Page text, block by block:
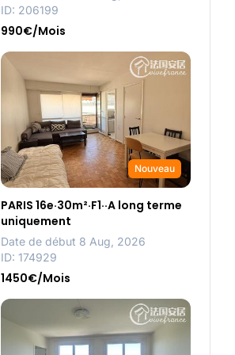
ID: 206199
990€/Mois
Nouveau
PARIS 16e·30m²·F1··A long terme
uniquement
Date de début 8 Aug, 2026
ID: 174929
1450€/Mois